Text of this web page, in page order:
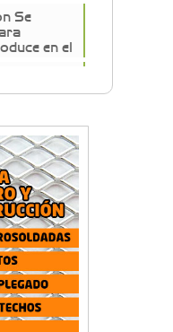
Se
en el
la
y
El paso
de autor
y
seguros
Zona